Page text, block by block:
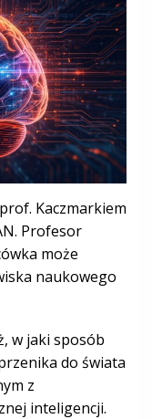
Kaczmarkiem
Profesor
może
naukowego
w jaki sposób
do świata
z
inteligencji.